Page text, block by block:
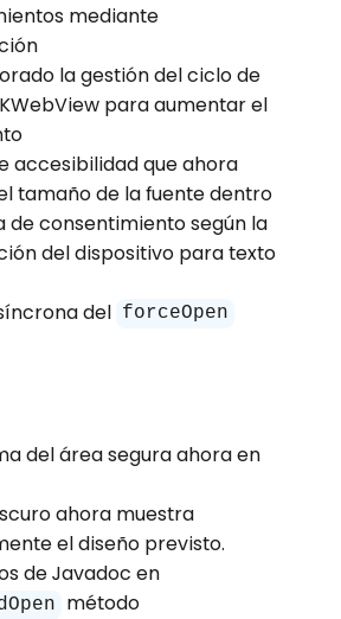
mediante
la gestión del ciclo de
para aumentar el
accesibilidad que ahora
tamaño de la fuente dentro
de consentimiento según la
del dispositivo para texto
del forceOpen
del área segura ahora en
ahora muestra
el diseño previsto.
de Javadoc en
método